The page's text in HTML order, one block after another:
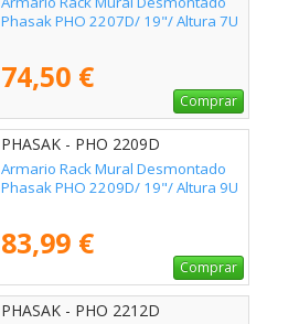
Phasak PHO 2207D/ 19"/ Altura 7U
74,50 €
Comprar
PHASAK - PHO 2209D
Armario Rack Mural Desmontado
Phasak PHO 2209D/ 19"/ Altura 9U
83,99 €
Comprar
PHASAK - PHO 2212D